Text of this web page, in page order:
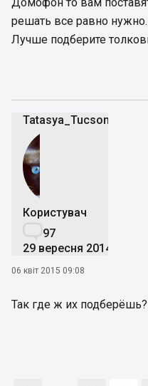
Домофон то вам
решать все равно
Лучше подберите
Tatasya_TucsonClub
Користувач
97
29 вересня 2014
06 квіт 2015 09:08
Так где ж их подберёшь?